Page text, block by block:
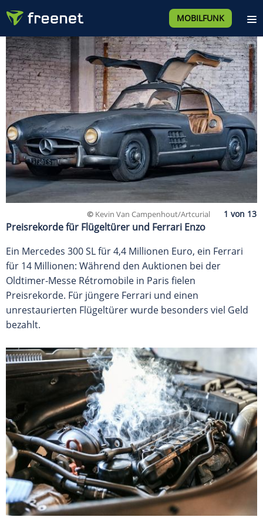
MOBILFUNK
© Kevin Van Campenhout/Artcurial
Preisrekorde für Flügeltürer und Ferrari Enzo
Ein Mercedes 300 SL für 4,4 Millionen Euro, ein Ferrari
für 14 Millionen: Während den Auktionen bei der
Oldtimer-Messe Rétromobile in Paris fielen
Preisrekorde. Für jüngere Ferrari und einen
unrestaurierten Flügeltürer wurde besonders viel Geld
bezahlt.